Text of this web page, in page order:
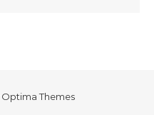
Optima Themes